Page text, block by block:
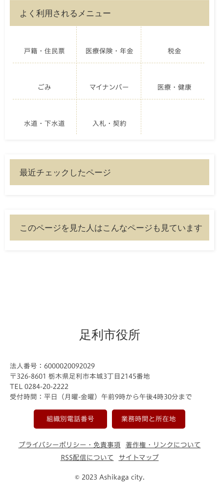
よく利用されるメニュー
戸籍・住民票 医療保険・年金 税金
ごみ マイナンバー 医療・健康
水道・下水道 入札・契約
最近チェックしたページ
このページを見た人はこんなページも見ています
足利市役所
法人番号：6000020092029
〒326-8601 栃木県足利市本城3丁目2145番地
TEL 0284-20-2222
受付時間：平日（月曜-金曜）午前9時から午後4時30分まで
組織別電話番号 業務時間と所在地
プライバシーポリシー・免責事項
著作権・リンクについて
RSS配信について
サイトマップ
© 2023 Ashikaga city.